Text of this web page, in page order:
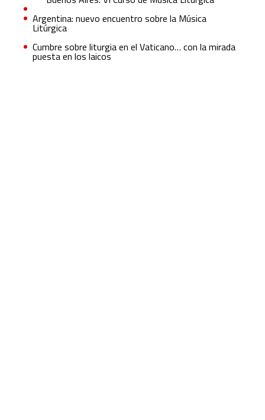
Argentina: nuevo encuentro sobre la Música
Litúrgica
Cumbre sobre liturgia en el Vaticano… con la mirada
puesta en los laicos